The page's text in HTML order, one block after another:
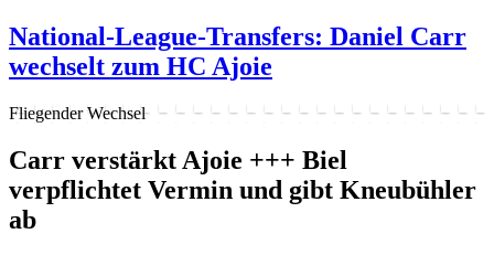
National-League-Transfers: Daniel Carr
wechselt zum HC Ajoie
Fliegender Wechsel
Carr verstärkt Ajoie +++ Biel
verpflichtet Vermin und gibt Kneubühler
ab